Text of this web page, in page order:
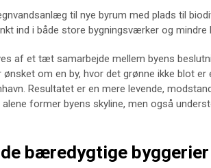
til nye byrum med plads til
ind i både store bygningsværker og mindre
af et tæt samarbejde mellem byens
ønsket om en by, hvor det grønne ikke blot
Resultatet er en mere levende,
alene former byens skyline, men også
bæredygtige byggerier